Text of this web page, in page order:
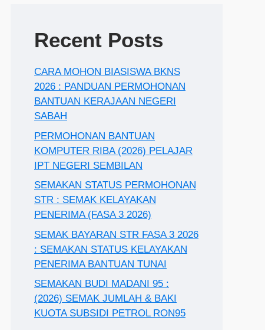
Recent Posts
CARA MOHON BIASISWA BKNS
2026 : PANDUAN PERMOHONAN
BANTUAN KERAJAAN NEGERI
SABAH
PERMOHONAN BANTUAN
KOMPUTER RIBA (2026) PELAJAR
IPT NEGERI SEMBILAN
SEMAKAN STATUS PERMOHONAN
STR : SEMAK KELAYAKAN
PENERIMA (FASA 3 2026)
SEMAK BAYARAN STR FASA 3 2026
: SEMAKAN STATUS KELAYAKAN
PENERIMA BANTUAN TUNAI
SEMAKAN BUDI MADANI 95 :
(2026) SEMAK JUMLAH & BAKI
KUOTA SUBSIDI PETROL RON95